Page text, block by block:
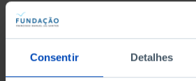
Consentir Detalhes
DATA DE INÍCIO
DATA DE FIM